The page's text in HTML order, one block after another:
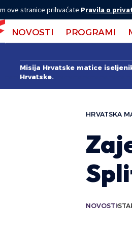
ove stranice prihvaćate Pravila o
NOVOSTI PROGRAMI
Misija Hrvatske matice
Hrvatske.
HRVATSKA
NOVOSTI